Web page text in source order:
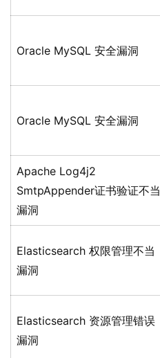
Oracle MySQL 安全漏洞
Oracle MySQL 安全漏洞
Apache Log4j2
SmtpAppender证书验证不当
漏洞
Elasticsearch 权限管理不当
漏洞
Elasticsearch 资源管理错误
漏洞